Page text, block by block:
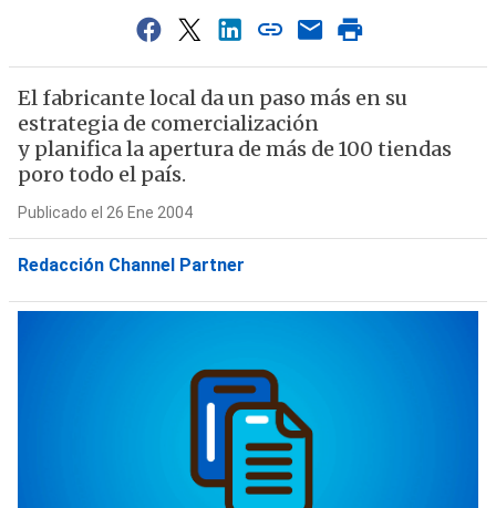
El fabricante local da un paso más en su
estrategia de comercialización
y planifica la apertura de más de 100 tiendas
poro todo el país.
Publicado el 26 Ene 2004
Redacción Channel Partner